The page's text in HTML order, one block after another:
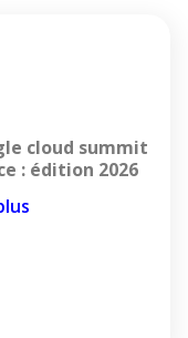
cloud summit
: édition 2026